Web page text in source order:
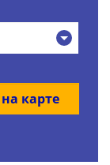
карте